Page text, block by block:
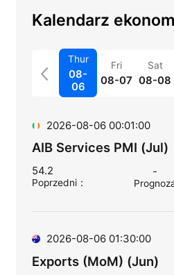
Kalendarz
Thur
08-
06
Fri
08-07
Sat
08-08
2026-08-06 00:01:00
AIB Services PMI (Jul)
54.2
Poprzedni：
-
2026-08-06 01:30:00
Exports (MoM) (Jun)